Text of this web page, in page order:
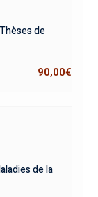
de
90,00€
de la